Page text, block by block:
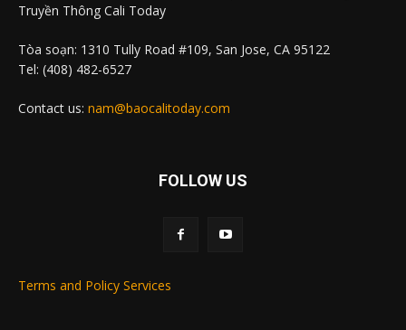
Truyền Thông Cali Today
Tòa soạn: 1310 Tully Road #109, San Jose, CA 95122
Tel: (408) 482-6527
Contact us: nam@baocalitoday.com
FOLLOW US
Terms and Policy Services